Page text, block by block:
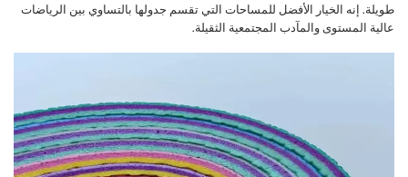
طويلة. إنه الخيار الأفضل للمساحات التي تقسم جدولها بالتساوي بين الرياضات
عالية المستوى والمآدب المجتمعية الثقيلة.